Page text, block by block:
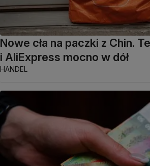
Nowe cła na paczki z Chin.
i AliExpress mocno w dół
HANDEL